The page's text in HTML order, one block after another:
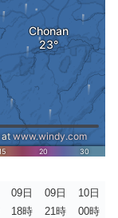
09日
18時
09日
21時
10日
00時